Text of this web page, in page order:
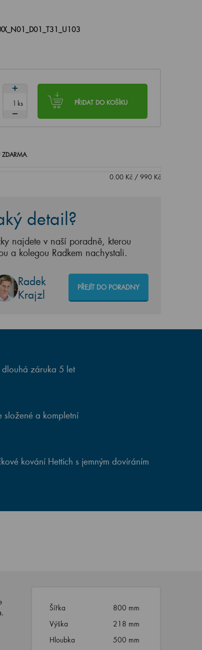
PŘIDAT DO KOŠÍKU
ks
ZDARMA.
0.00Kč/ 990Kč
detail?
najdete v naší poradně, kterou
a kolegou Radkem nachystali.
Radek
Krajzl
PŘEJÍT DO PORADNY
záruka 5 let
složené a kompletní
kování Hettich s jemným dovíráním
.
Šířka
800 mm
Výška
218 mm
Hloubka
500 mm